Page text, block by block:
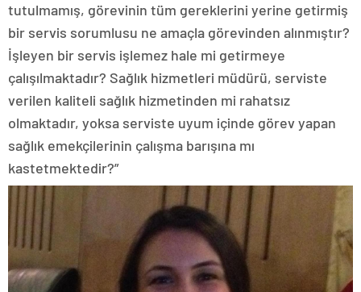
tutulmamış, görevinin tüm gereklerini yerine getirmiş
bir servis sorumlusu ne amaçla görevinden alınmıştır?
İşleyen bir servis işlemez hale mi getirmeye
çalışılmaktadır? Sağlık hizmetleri müdürü, serviste
verilen kaliteli sağlık hizmetinden mi rahatsız
olmaktadır, yoksa serviste uyum içinde görev yapan
sağlık emekçilerinin çalışma barışına mı
kastetmektedir?”